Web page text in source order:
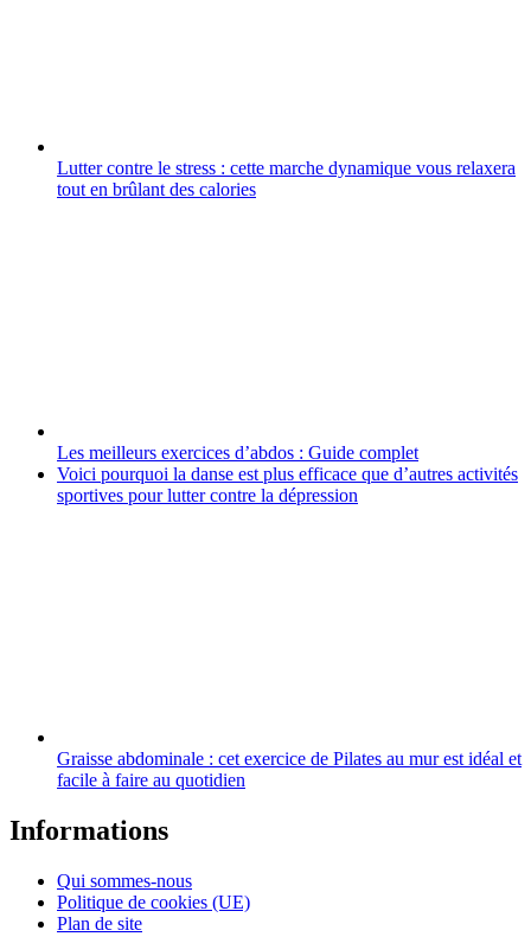
Lutter contre le stress : cette marche dynamique vous relaxera
tout en brûlant des calories
Les meilleurs exercices d’abdos : Guide complet
Voici pourquoi la danse est plus efficace que d’autres activités
sportives pour lutter contre la dépression
Graisse abdominale : cet exercice de Pilates au mur est idéal et
facile à faire au quotidien
Informations
Qui sommes-nous
Politique de cookies (UE)
Plan de site